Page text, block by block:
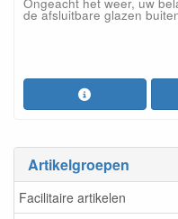
Artikelgroepen
Facilitaire artikelen
de afsluitbare glazen